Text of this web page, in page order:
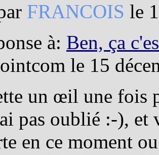
FRANCOIS le
à: Ben, ça
le 15
un œil une fois
pas oublié :-), et
en ce moment